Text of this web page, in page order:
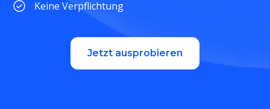
Keine Verpflichtung
Jetzt ausprobieren